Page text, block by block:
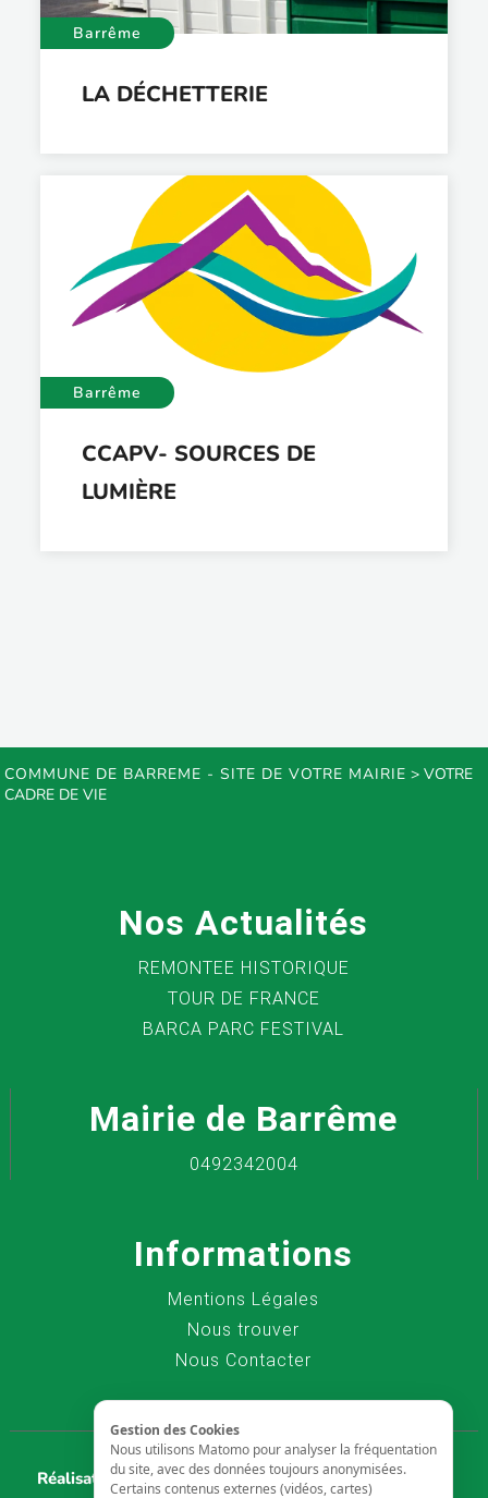
Gestion des Cookies
Nous utilisons Matomo pour analyser la fréquentation
du site, avec des données toujours anonymisées.
Certains contenus externes (vidéos, cartes)
Barrême
LA DÉCHETTERIE
Barrême
CCAPV- SOURCES DE
LUMIÈRE
COMMUNE DE BARREME - SITE DE VOTRE MAIRIE >VOTRE
CADRE DE VIE
Nos Actualités
REMONTEE HISTORIQUE
TOUR DE FRANCE
BARCA PARC FESTIVAL
Mairie de Barrême
0492342004
Informations
Mentions Légales
Nous trouver
Nous Contacter
Réalisation :AVAELYS - Agence Web Aix en Provence